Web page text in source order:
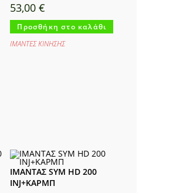
53,00€
Προσθήκη στο καλάθι
ΙΜΑΝΤΕΣ ΚΙΝΗΣΗΣ
ΙΜΑΝΤΑΣ SYM HD 200
INJ+ΚΑΡΜΠ